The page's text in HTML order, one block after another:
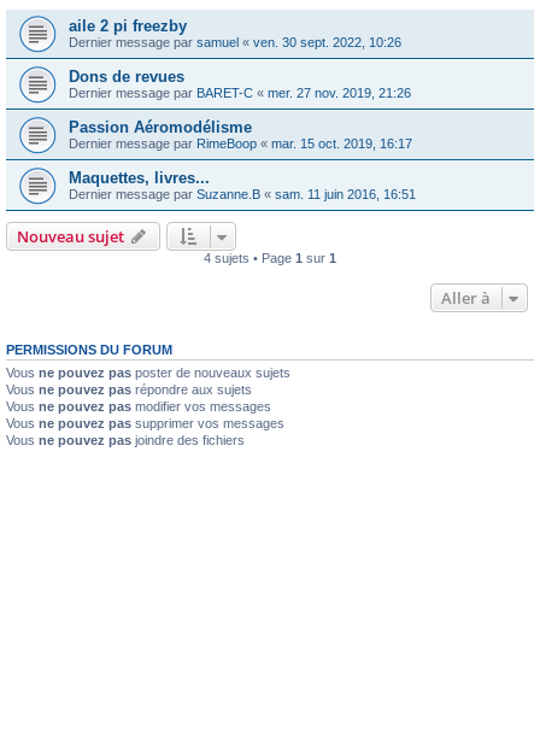
aile 2 pi freezby
Dernier message par samuel « ven. 30 sept. 2022, 10:26
Dons de revues
Dernier message par BARET-C « mer. 27 nov. 2019, 21:26
Passion Aéromodélisme
Dernier message par RimeBoop « mar. 15 oct. 2019, 16:17
Maquettes, livres...
Dernier message par Suzanne.B « sam. 11 juin 2016, 16:51
Nouveau sujet
4 sujets • Page 1 sur 1
Aller à
PERMISSIONS DU FORUM
Vous ne pouvez pas poster de nouveaux sujets
Vous ne pouvez pas répondre aux sujets
Vous ne pouvez pas modifier vos messages
Vous ne pouvez pas supprimer vos messages
Vous ne pouvez pas joindre des fichiers